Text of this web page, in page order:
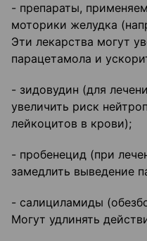
- препараты,
моторики желудка
Эти лекарства могут
парацетамола и
- зидовудин (для
увеличить риск
лейкоцитов в крови);
- пробенецид (при
замедлить выведение
- салициламиды
Могут удлинять